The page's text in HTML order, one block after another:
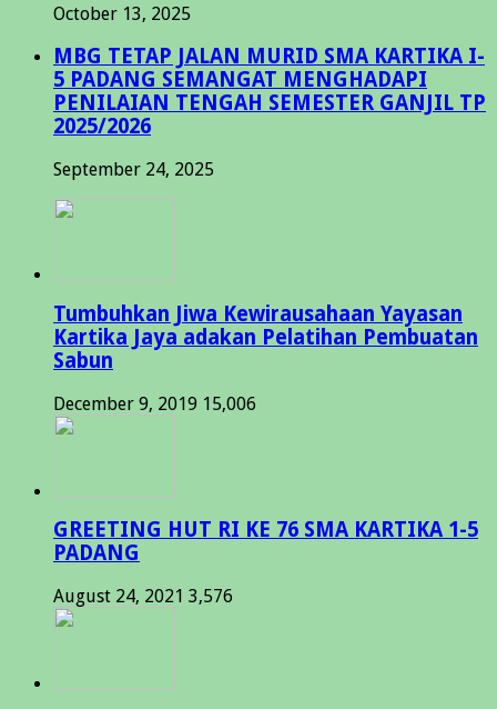
October 13, 2025
MBG TETAP JALAN MURID SMA KARTIKA I-
5 PADANG SEMANGAT MENGHADAPI
PENILAIAN TENGAH SEMESTER GANJIL TP
2025/2026
September 24, 2025
Tumbuhkan Jiwa Kewirausahaan Yayasan
Kartika Jaya adakan Pelatihan Pembuatan
Sabun
December 9, 2019 15,006
GREETING HUT RI KE 76 SMA KARTIKA 1-5
PADANG
August 24, 2021 3,576